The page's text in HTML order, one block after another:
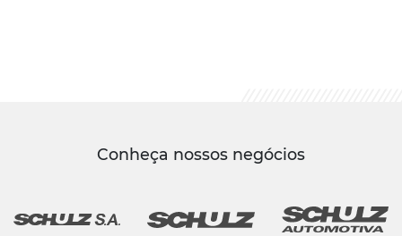
Conheça nossos negócios